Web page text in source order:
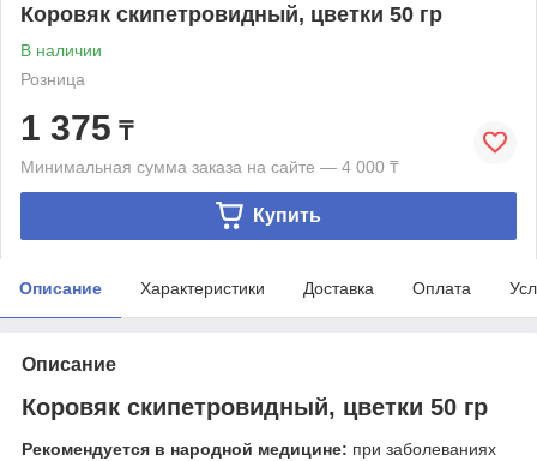
Коровяк скипетровидный, цветки 50 гр
В наличии
Розница
1 375 ₸
Минимальная сумма заказа на сайте — 4 000 ₸
Купить
Описание Характеристики Доставка Оплата
Описание
Коровяк скипетровидный, цветки 50 гр
Рекомендуется в народной медицине: при заболеваниях